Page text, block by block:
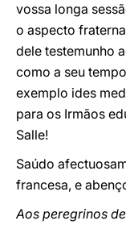
vossa longa
o aspecto
dele testemunho
como a seu
exemplo ides
para os Irmãos
Salle!
Saúdo
francesa, e
Aos peregrinos